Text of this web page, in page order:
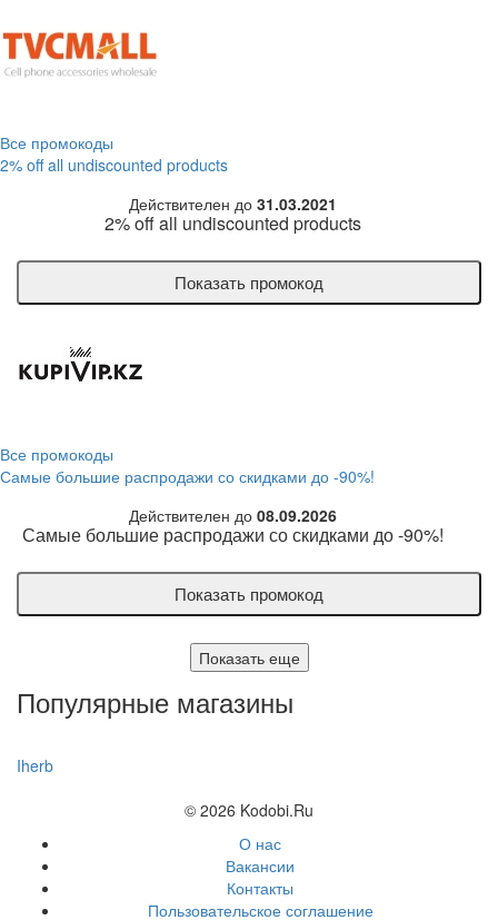
Все промокоды
2% off all undiscounted products
Действителен до 31.03.2021
2% off all undiscounted products
Показать промокод
Все промокоды
Самые большие распродажи со скидками до -90%!
Действителен до 08.09.2026
Самые большие распродажи со скидками до -90%!
Показать промокод
Показать еще
Популярные магазины
Iherb
© 2026 Kodobi.Ru
О нас
Вакансии
Контакты
Пользовательское соглашение